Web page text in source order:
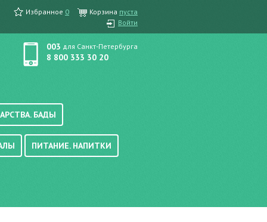
Избранное 0 Корзина пуста
Войти
003 для Санкт-Петербурга
8 800 333 30 20
краска для волос
БАДЫ
ПИТАНИЕ. НАПИТКИ